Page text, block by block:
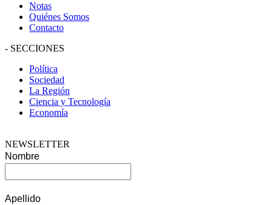
Notas
Quiénes Somos
Contacto
- SECCIONES
Política
Sociedad
La Región
Ciencia y Tecnología
Economía
NEWSLETTER
Nombre
Apellido